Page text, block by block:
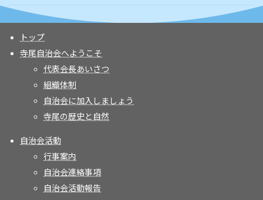
トップ
寺尾自治会へようこそ
代表会長あいさつ
組織体制
自治会に加入しましょう
寺尾の歴史と自然
自治会活動
行事案内
自治会連絡事項
自治会活動報告